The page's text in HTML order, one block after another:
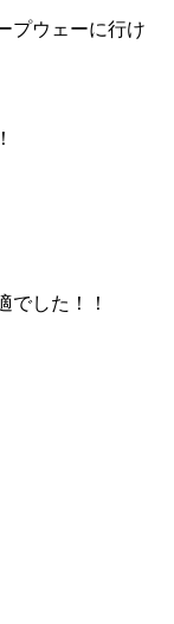
プウェーに行け
でした！！